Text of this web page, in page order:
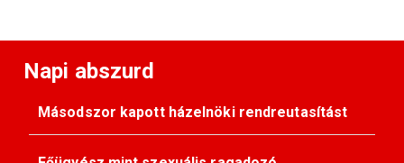
Napi abszurd
Másodszor kapott házelnöki rendreutasítást